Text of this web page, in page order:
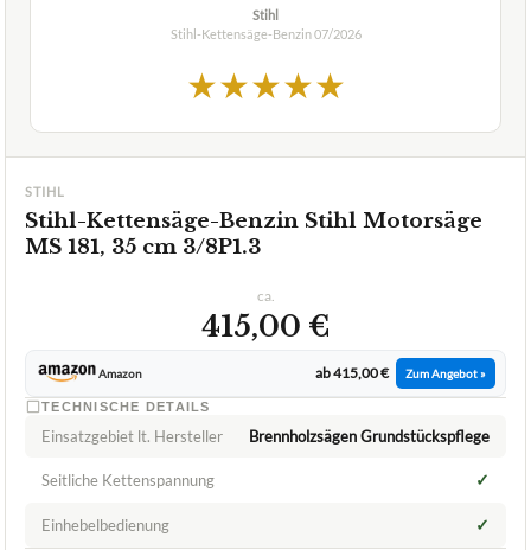
Stihl
Stihl-Kettensäge-Benzin07/2026
★★★★★
STIHL
Stihl-Kettensäge-Benzin Stihl Motorsäge
MS 181, 35 cm 3/8P1.3
ca.
415,00 €
Amazon ab 415,00 € Zum Angebot »
TECHNISCHE DETAILS
Einsatzgebiet lt. Hersteller Brennholzsägen Grundstückspflege
Seitliche Kettenspannung ✓
Einhebelbedienung ✓